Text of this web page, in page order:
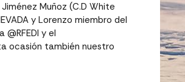
Muñoz (C.D White
y Lorenzo miembro del
y el
ocasión también nuestro